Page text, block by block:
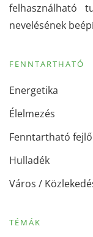
felhasználható
nevelésének
FENNTARTHATÓ
Energetika
Élelmezés
Fenntartható
Hulladék
Város /
TÉMÁK